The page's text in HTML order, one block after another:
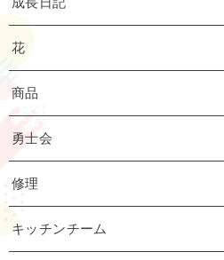
花
商品
勇士会
修理
キッチンチーム